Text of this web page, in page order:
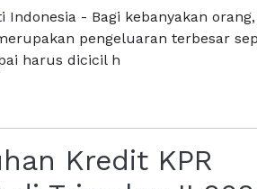
Indonesia - Bagi kebanyakan orang,
pengeluaran terbesar
harus dicicil h
Kredit KPR